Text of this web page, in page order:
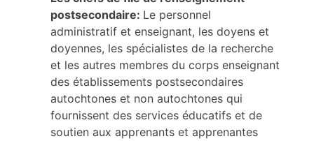
postsecondaire: Le personnel
administratif et enseignant, les doyens et
doyennes, les spécialistes de la recherche
et les autres membres du corps enseignant
des établissements postsecondaires
autochtones et non autochtones qui
fournissent des services éducatifs et de
soutien aux apprenants et apprenantes